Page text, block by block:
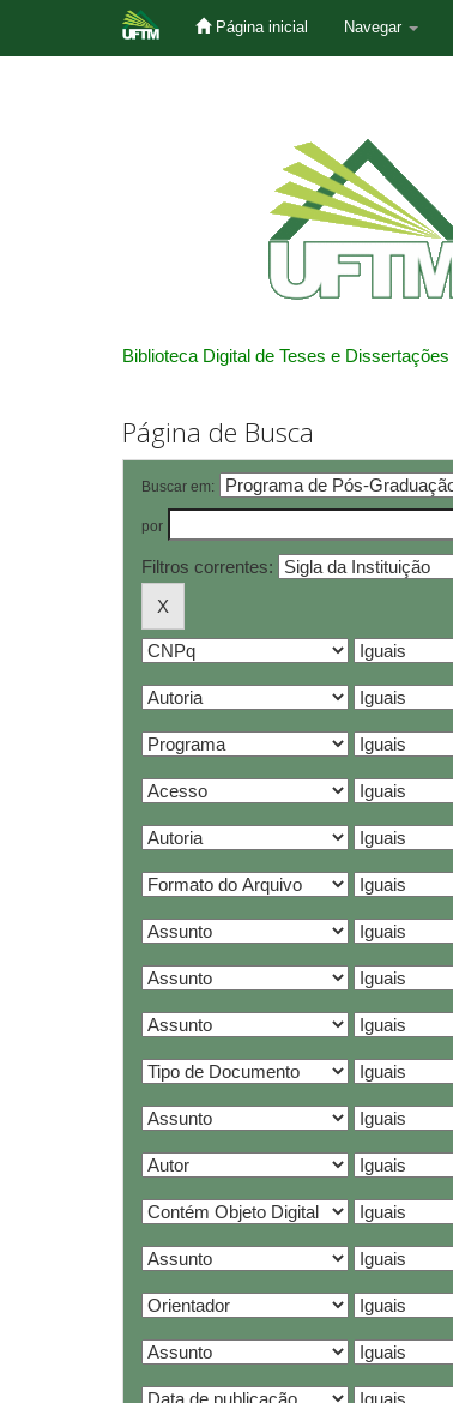
Página inicial Navegar
Biblioteca Digital de Teses e Dissertações
Página de Busca
Buscar em:
por
Filtros correntes: